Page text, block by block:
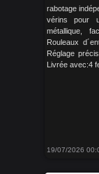
rabotage
vérins pour
métallique,
Rouleaux
Réglage
Livrée avec:4
19/07/2026